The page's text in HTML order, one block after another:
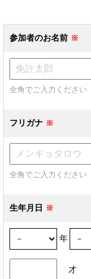
参加者のお名前
全角でご入力ください
フリガナ
全角でご入力ください
生年月日
年
才